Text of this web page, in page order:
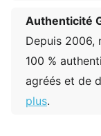
Authenticité
Depuis 2006,
100 %
agréés et de
plus.